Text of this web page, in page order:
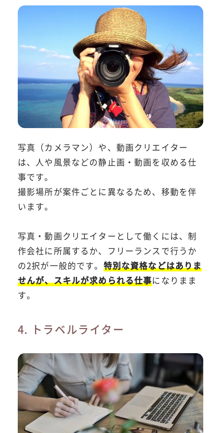
写真（カメラマン）や、動画クリエイター
は、人や風景などの静止画・動画を収める仕
事です。
撮影場所が案件ごとに異なるため、移動を伴
います。
写真・動画クリエイターとして働くには、制
作会社に所属するか、フリーランスで行うか
の2択が一般的です。 特別な資格などはありま
せんが、スキルが求められる仕事になりまま
す。
4. トラベルライター